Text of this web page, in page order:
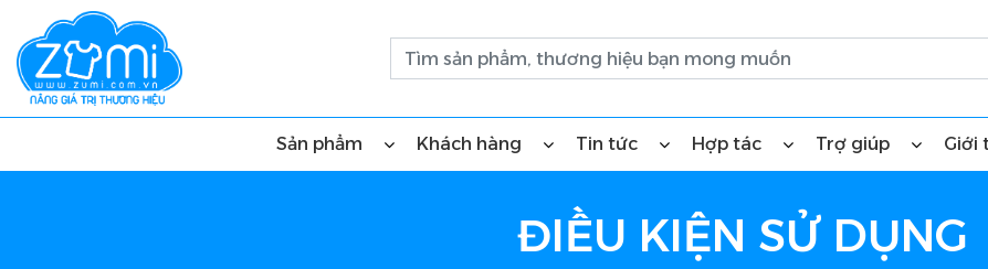
Sản phẩm Khách hàng Tin tức Hợp tác Trợ giúp Giới
ĐIỀU KIỆN SỬ DỤNG